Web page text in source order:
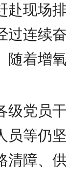
赴现场
过连续
随着增
党员干
员等仍
清障、